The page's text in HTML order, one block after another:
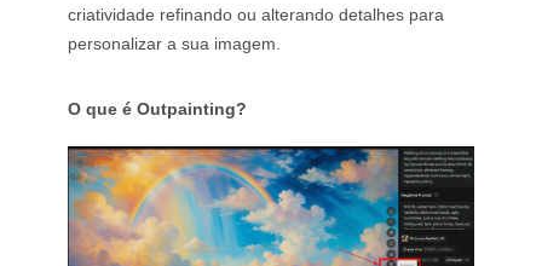
criatividade refinando ou alterando detalhes para
personalizar a sua imagem.
O que é Outpainting?